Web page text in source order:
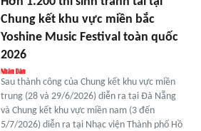
Chung kết khu vực miền bắc
Yoshine Music Festival toàn quốc
2026
Sau thành công của Chung kết khu vực miền
trung (28 và 29/6/2026) diễn ra tại Đà Nẵng
và Chung kết khu vực miền nam (3 đến
5/7/2026) diễn ra tại Nhạc viện Thành phố Hồ